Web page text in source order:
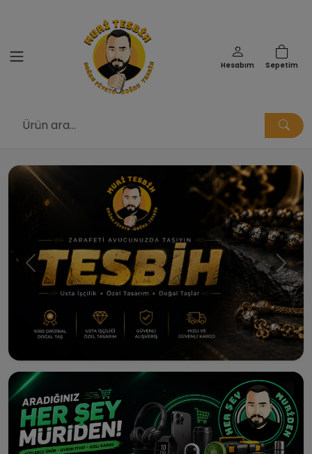
Hesabım Sepetim
Muri Tesbih | Doğru Fiyata